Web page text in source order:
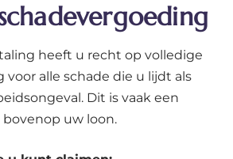
heeft u recht op volledige
voor alle schade die u lijdt als
Dit is vaak een
uw loon.